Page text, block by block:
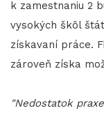
k zamestnaniu 2
vysokých škôl
získavaní práce.
zároveň získa
"Nedostatok